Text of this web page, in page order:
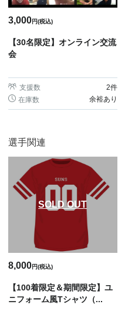
3,000円(税込)
【30名限定】オンライン交流
会
支援数 2件
在庫数
余裕あり
選手関連
SOLD OUT
8,000円(税込)
【100着限定＆期間限定】ユ
ニフォーム風Tシャツ（...